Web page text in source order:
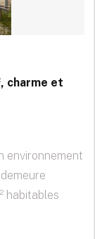
charme et
environnement
habitables